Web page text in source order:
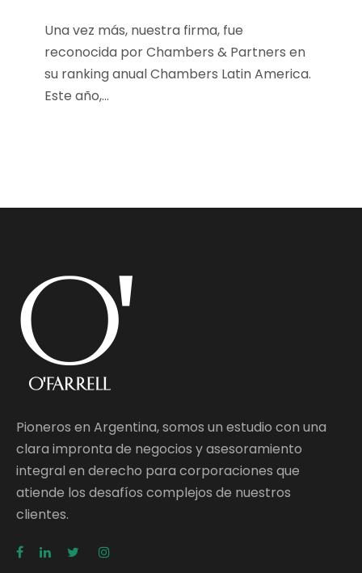
Una vez más, nuestra firma, fue
reconocida por Chambers & Partners en
su ranking anual Chambers Latin America.
Este año,...
Pioneros en Argentina, somos un estudio con una
clara impronta de negocios y asesoramiento
integral en derecho para corporaciones que
atiende los desafíos complejos de nuestros
clientes.